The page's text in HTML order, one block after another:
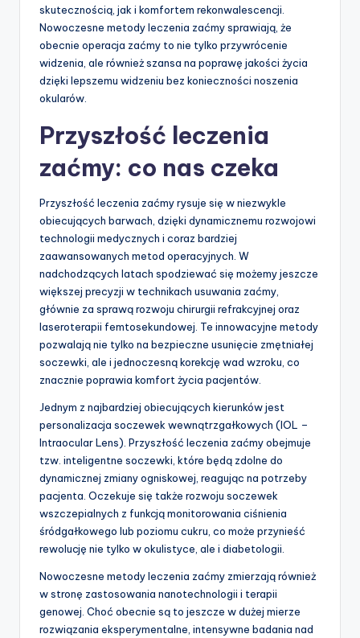
skutecznością, jak i komfortem rekonwalescencji.
Nowoczesne metody leczenia zaćmy sprawiają, że
obecnie operacja zaćmy to nie tylko przywrócenie
widzenia, ale również szansa na poprawę jakości życia
dzięki lepszemu widzeniu bez konieczności noszenia
okularów.
Przyszłość leczenia
zaćmy: co nas czeka
Przyszłość leczenia zaćmy rysuje się w niezwykle
obiecujących barwach, dzięki dynamicznemu rozwojowi
technologii medycznych i coraz bardziej
zaawansowanych metod operacyjnych. W
nadchodzących latach spodziewać się możemy jeszcze
większej precyzji w technikach usuwania zaćmy,
głównie za sprawą rozwoju chirurgii refrakcyjnej oraz
laseroterapii femtosekundowej. Te innowacyjne metody
pozwalają nie tylko na bezpieczne usunięcie zmętniałej
soczewki, ale i jednoczesną korekcję wad wzroku, co
znacznie poprawia komfort życia pacjentów.
Jednym z najbardziej obiecujących kierunków jest
personalizacja soczewek wewnątrzgałkowych (IOL –
Intraocular Lens). Przyszłość leczenia zaćmy obejmuje
tzw. inteligentne soczewki, które będą zdolne do
dynamicznej zmiany ogniskowej, reagując na potrzeby
pacjenta. Oczekuje się także rozwoju soczewek
wszczepialnych z funkcją monitorowania ciśnienia
śródgałkowego lub poziomu cukru, co może przynieść
rewolucję nie tylko w okulistyce, ale i diabetologii.
Nowoczesne metody leczenia zaćmy zmierzają również
w stronę zastosowania nanotechnologii i terapii
genowej. Choć obecnie są to jeszcze w dużej mierze
rozwiązania eksperymentalne, intensywne badania nad